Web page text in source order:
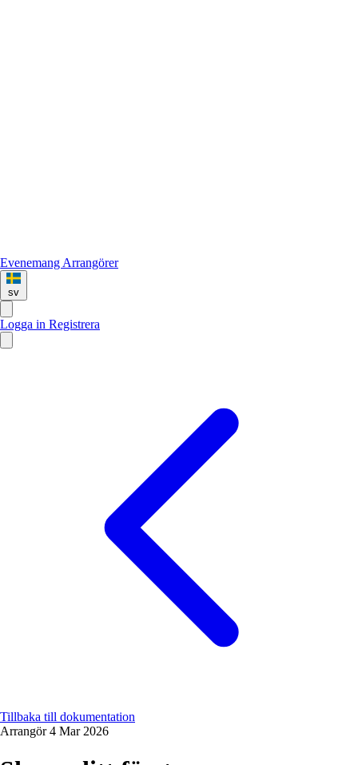
Evenemang Arrangörer
sv
Logga in Registrera
Tillbaka till dokumentation
Arrangör 4 Mar 2026